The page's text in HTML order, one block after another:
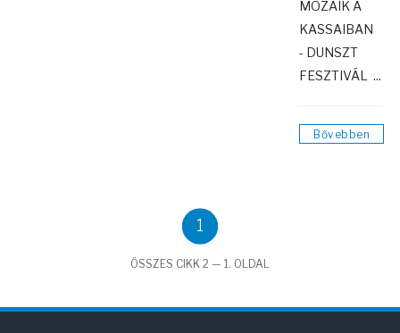
MOZAIK A
KASSAIBAN
- DUNSZT
FESZTIVÁL ...
Bővebben
1
ÖSSZES CIKK 2 — 1. OLDAL